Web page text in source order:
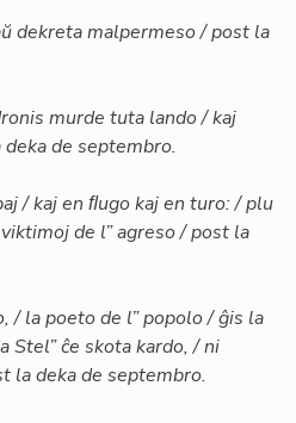
dekreta malpermeso / post la
murde tuta lando / kaj
de septembro.
/ kaj en ﬂugo kaj en turo: / plu
de l” agreso / post la
/ la poeto de l” popolo / ĝis la
Stel” ĉe skota kardo, / ni
la deka de septembro.